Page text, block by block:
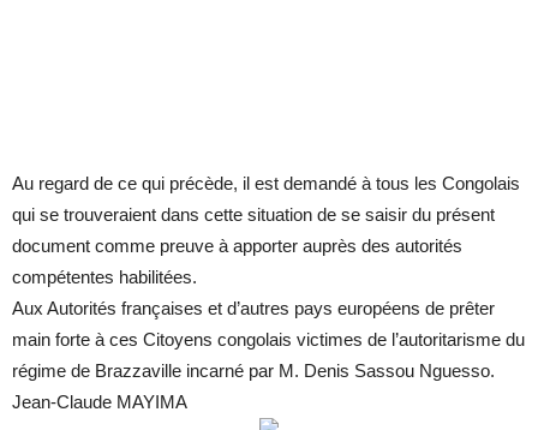
Au regard de ce qui précède, il est demandé à tous les Congolais
qui se trouveraient dans cette situation de se saisir du présent
document comme preuve à apporter auprès des autorités
compétentes habilitées.
Aux Autorités françaises et d’autres pays européens de prêter
main forte à ces Citoyens congolais victimes de l’autoritarisme du
régime de Brazzaville incarné par M. Denis Sassou Nguesso.
Jean-Claude MAYIMA